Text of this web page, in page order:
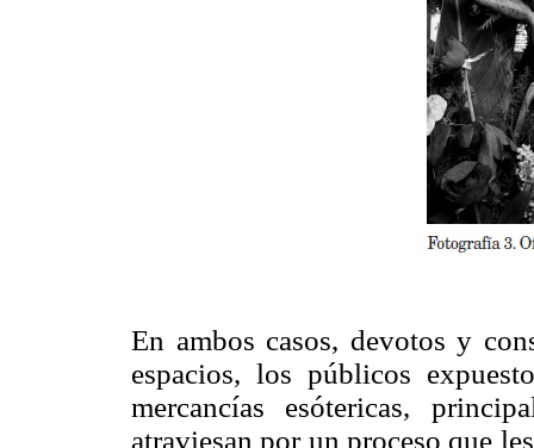
En ambos casos, devotos y
espacios, los públicos
mercancías esótericas,
atraviesan por un proceso que